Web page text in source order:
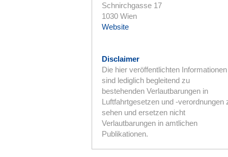
Schnirchgasse 17
1030 Wien
Website
Disclaimer
Die hier veröffentlichten Informationen
sind lediglich begleitend zu
bestehenden Verlautbarungen in
Luftfahrtgesetzen und -verordnungen
sehen und ersetzen nicht
Verlautbarungen in amtlichen
Publikationen.